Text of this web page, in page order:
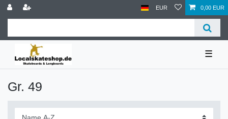
EUR 0,00 EUR
☰
Gr. 49